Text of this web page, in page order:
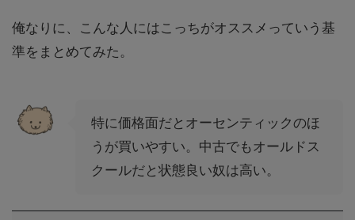
俺なりに、こんな人にはこっちがオススメっていう基
準をまとめてみた。
特に価格面だとオーセンティックのほ
うが買いやすい。中古でもオールドス
クールだと状態良い奴は高い。